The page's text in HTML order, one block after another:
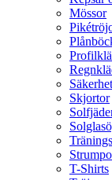
Mössor
Skjortor
T-Shirts